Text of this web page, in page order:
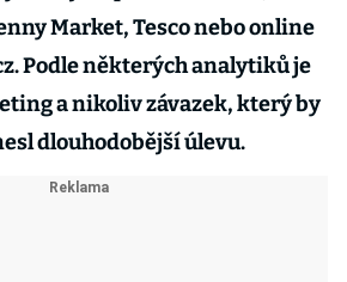
Market, Tesco nebo online
Podle některých analytiků je
a nikoliv závazek, který by
dlouhodobější úlevu.